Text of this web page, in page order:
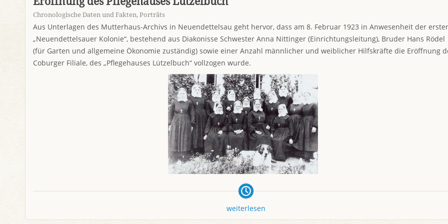
Chronologische Daten und Fakten, Porträts
Aus Unterlagen des Mutterhaus-Archivs in Neuendettelsau geht hervor, dass am 8. Februar 1923 in Anwesenheit der
„Neuendettelsauer Kolonie“, bestehend aus Diakonisse Schwester Anna Nittinger (Einrichtungsleitung), Bruder Hans Rödel
(für Garten und allgemeine Ökonomie zuständig) sowie einer Anzahl männlicher und weiblicher Hilfskräfte die Eröffnung
Coburger Filiale, des „Pflegehauses Lützelbuch“ vollzogen wurde.
weiterlesen